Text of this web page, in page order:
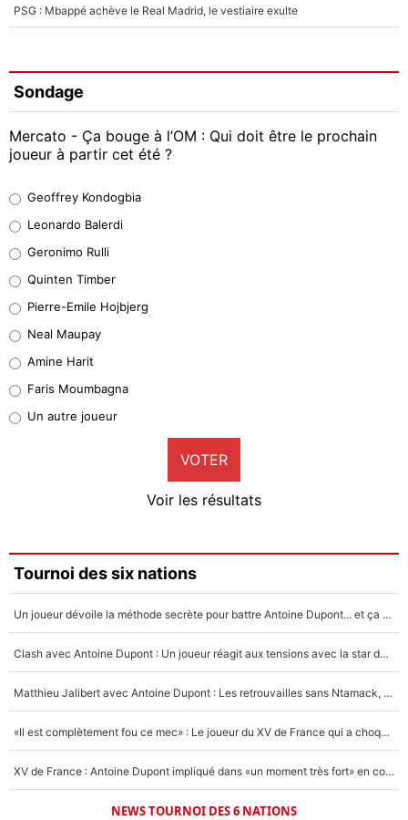
PSG : Mbappé achève le Real Madrid, le vestiaire exulte
Sondage
Mercato - Ça bouge à l’OM : Qui doit être le prochain
joueur à partir cet été ?
38%
32%
5%
1%
9%
Faris Moumbagna
5%
Un autre joueur
5%
Geoffrey Kondogbia
Leonardo Balerdi
Geronimo Rulli
Quinten Timber
Pierre-Emile Hojbjerg
Neal Maupay
Amine Harit
Faris Moumbagna
Un autre joueur
VOTER
Voir les résultats
Tournoi des six nations
Un joueur dévoile la méthode secrète pour battre Antoine Dupont... et ça marche !
Clash avec Antoine Dupont : Un joueur réagit aux tensions avec la star du XV de France !
Matthieu Jalibert avec Antoine Dupont : Les retrouvailles sans Ntamack, «il y a eu des discussions»
«Il est complètement fou ce mec» : Le joueur du XV de France qui a choqué Matthieu Jalibert !
XV de France : Antoine Dupont impliqué dans «un moment très fort» en coulisses
NEWS TOURNOI DES 6 NATIONS